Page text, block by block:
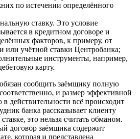
по истечении определённого
ставку. Это условие
в кредитном договоре и
факторов, к примеру, от
или учётной ставки Центробанка;
инструменты, например,
карту.
сообщить заёмщику полную
и размер эффективной
действительности всё происходит
банка рассказывает клиенту
это нельзя считать обманом.
договор заёмщика содержит
которая и представлена